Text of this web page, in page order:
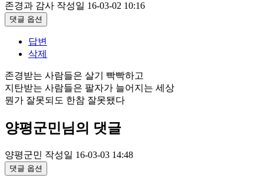
존경과 감사 작성일 16-03-02 10:16
댓글 옵션
답변
삭제
존경받는 사람들은 살기 빡빡하고
지탄받는 사람들은 팔자가 늘어지는 세상
뭔가 잘못되도 한참 잘못됐다
양평군민님의 댓글
양평군민 작성일 16-03-03 14:48
댓글 옵션